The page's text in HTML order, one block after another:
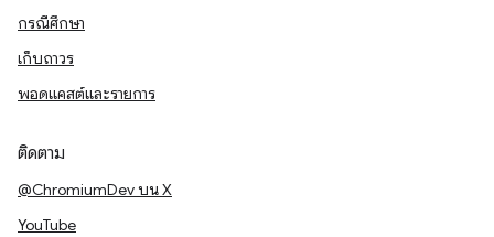
กรณีศึกษา
เก็บถาวร
พอดแคสต์และรายการ
ติดตาม
@ChromiumDev บน X
YouTube